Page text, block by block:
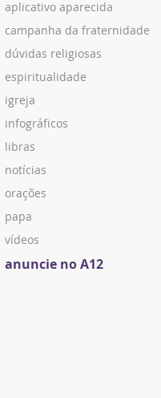
aplicativo aparecida
campanha da fraternidade
dúvidas religiosas
espiritualidade
igreja
infográficos
libras
notícias
orações
papa
vídeos
anuncie no A12